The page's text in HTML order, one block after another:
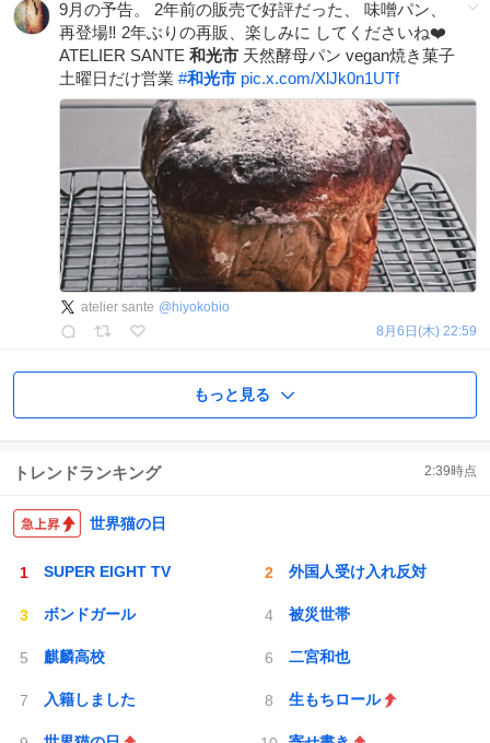
9月の予告。 2年前の販売で好評だった、 味噌パン、
再登場‼️ 2年ぶりの再販、楽しみに してくださいね❤️
ATELIER SANTE 和光市 天然酵母パン vegan焼き菓子
土曜日だけ営業 #和光市 pic.x.com/XlJk0n1UTf
atelier sante @ hiyokobio
8月6日(木) 22:59
もっと見る
トレンドランキング 2:39時点
世界猫の日
SUPER EIGHT TV 外国人受け入れ反対
ボンドガール 被災世帯
麒麟高校 二宮和也
入籍しました 生もちロール